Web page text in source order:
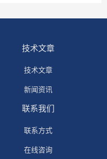
技术文章
技术文章
新闻资讯
联系我们
联系方式
在线咨询